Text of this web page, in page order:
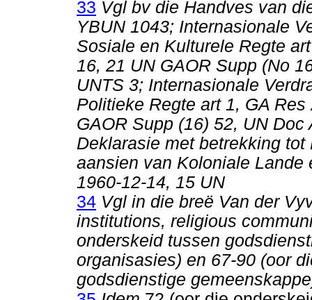
33 Vgl bv die Handves van
YBUN 1043; Internasionale
Sosiale en Kulturele Regte
16, 21 UN GAOR Supp (No
UNTS 3; Internasionale
Politieke Regte art 1, GA
GAOR Supp (16) 52, UN
Deklarasie met betrekking
aansien van Koloniale Lande
1960-12-14, 15 UN
34 Vgl in die breë Van der
institutions, religious
onderskeid tussen
organisasies) en 67-90 (oor
godsdienstige